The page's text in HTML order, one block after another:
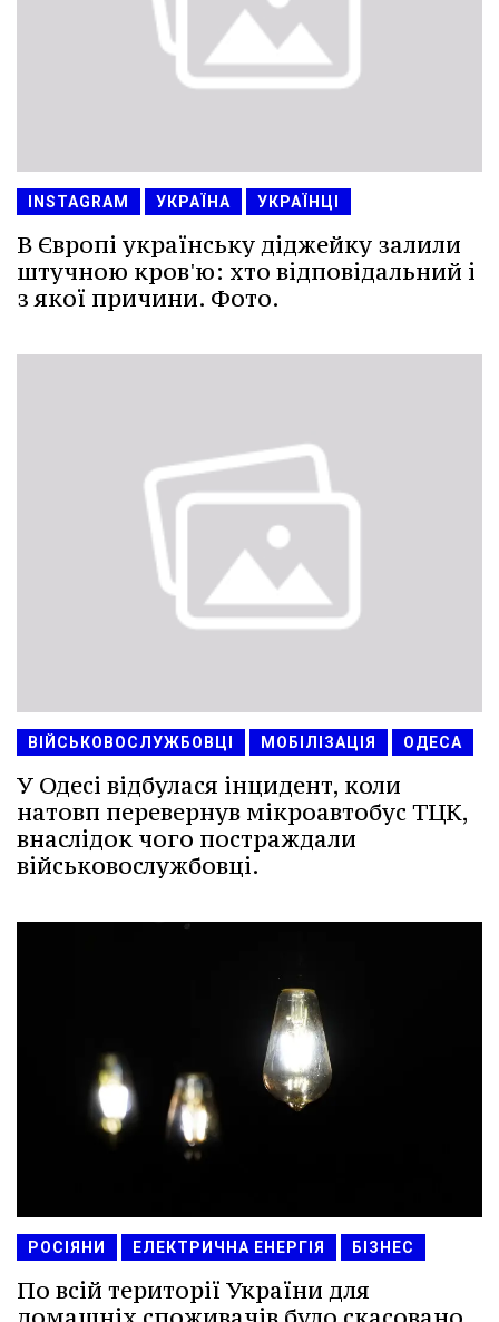
INSTAGRAM УКРАЇНА УКРАЇНЦІ
В Європі українську діджейку залили
штучною кров'ю: хто відповідальний і
з якої причини. Фото.
ВІЙСЬКОВОСЛУЖБОВЦІ МОБІЛІЗАЦІЯ ОДЕСА
У Одесі відбулася інцидент, коли
натовп перевернув мікроавтобус ТЦК,
внаслідок чого постраждали
військовослужбовці.
РОСІЯНИ ЕЛЕКТРИЧНА ЕНЕРГІЯ БІЗНЕС
По всій території України для